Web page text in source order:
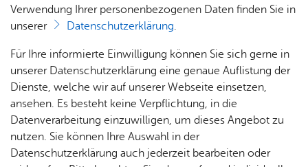
Rat­
haus &
Bür­
ger­
ser­vice
Rat­
häu­ser
Nach­
rich­
ten,
Vi­de­os
& Bil­
der
Me­di­
Jobs
Stel­
len­an­
ge­bo­te
Aus­bil­
dung &
Stu­di­
Bauen
& Um­
welt
Geo­
da­ten
Ge­
sund­
heit &
kum
Spie­le mit Ge­winn­mög­lich­
keit (Rei­se­ge­wer­be) - Un­be­
denk­lich­keits­be­schei­ni­gung
beim Lan­des­kri­mi­nal­amt be­
an­tra­gen
Verwendung Ihrer personenbezogenen Daten finden Sie in
unserer
Datenschutzerklärung.
Für Ihre informierte Einwilligung können Sie sich gerne in
unserer Datenschutzerklärung eine genaue Auflistung der
Dienste, welche wir auf unserer Webseite einsetzen,
ansehen. Es besteht keine Verpflichtung, in die
Datenverarbeitung einzuwilligen, um dieses Angebot zu
nutzen. Sie können Ihre Auswahl in der
Datenschutzerklärung auch jederzeit bearbeiten oder